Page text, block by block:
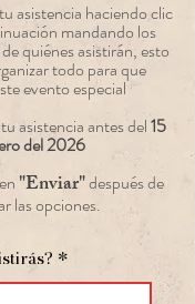
tu asistencia haciendo clic
mandando los
de quiénes asistirán, esto
todo para que
evento especial
tu asistencia antes del15
del 2026
"Enviar"después de
las opciones.